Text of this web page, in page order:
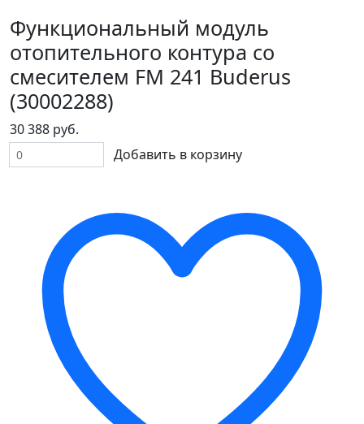
Функциональный модуль
отопительного контура со
смесителем FM 241 Buderus
(30002288)
30 388 руб.
Добавить в корзину